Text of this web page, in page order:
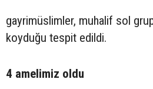
gayrimüslimler, muhalif sol
koyduğu tespit edildi.
4 amelimiz oldu